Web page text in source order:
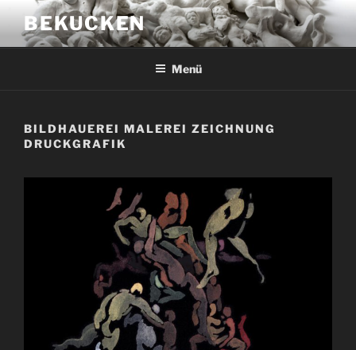
Inhalt
springen
BEKUCKEN
Menü
BILDHAUEREI MALEREI ZEICHNUNG
DRUCKGRAFIK